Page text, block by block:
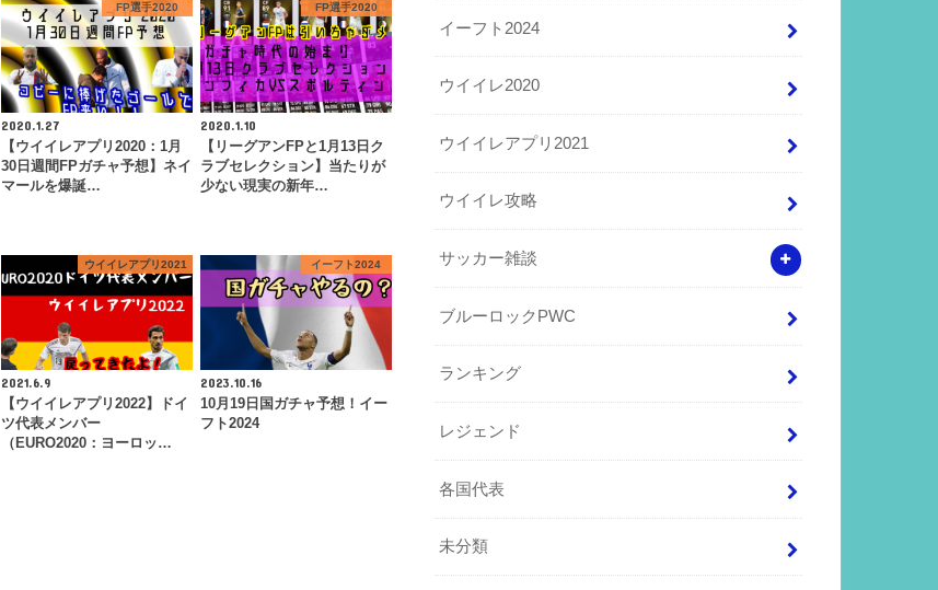
FP選手2020
2020.1.27
【ウイイレアプリ2020：1月
30日週間FPガチャ予想】ネイ
マールを爆誕…
FP選手2020
2020.1.10
【リーグアンFPと1月13日ク
ラブセレクション】当たりが
少ない現実の新年…
ウイイレアプリ2021
2021.6.9
【ウイイレアプリ2022】ドイ
ツ代表メンバー
（EURO2020：ヨーロッ…
イーフト2024
2023.10.16
10月19日国ガチャ予想！イー
フト2024
イーフト2024
ウイイレ2020
ウイイレアプリ2021
ウイイレ攻略
サッカー雑談
ブルーロックPWC
ランキング
レジェンド
各国代表
未分類